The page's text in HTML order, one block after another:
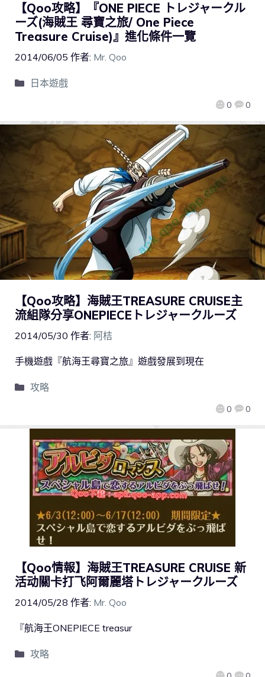
【Qoo攻略】『ONE PIECE トレジャークル
ーズ(海賊王 尋寶之旅/ One Piece
Treasure Cruise)』進化條件一覽
2014/06/05 作者: Mr. Qoo
0 0
日本遊戲
【Qoo攻略】海賊王TREASURE CRUISE主
流組隊分享ONEPIECEトレジャークルーズ
2014/05/30 作者: 阿桔
0 0
手機遊戲『航海王尋寶之旅』遊戲發展到現在
攻略
【Qoo情報】海賊王TREASURE CRUISE 新
活动關卡打飞阿爾麗塔トレジャークルーズ
2014/05/28 作者: Mr. Qoo
『航海王ONEPIECE treasur
攻略